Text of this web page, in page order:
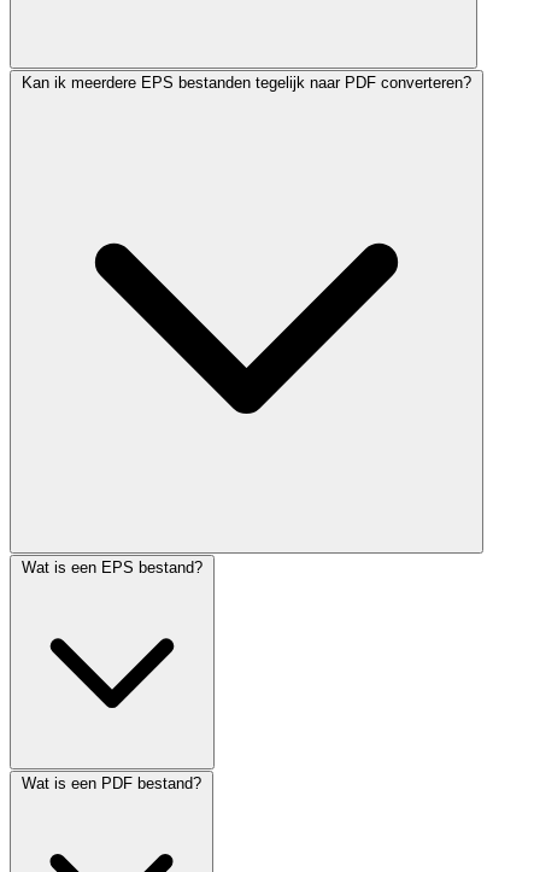
Kan ik meerdere EPS bestanden tegelijk naar PDF converteren?
Wat is een EPS bestand?
Wat is een PDF bestand?